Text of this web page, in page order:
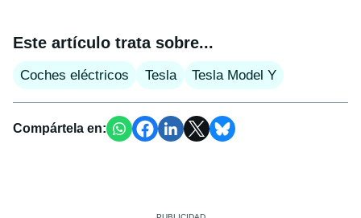
Este artículo trata sobre...
Coches eléctricos Tesla Tesla Model Y
Compártela en: